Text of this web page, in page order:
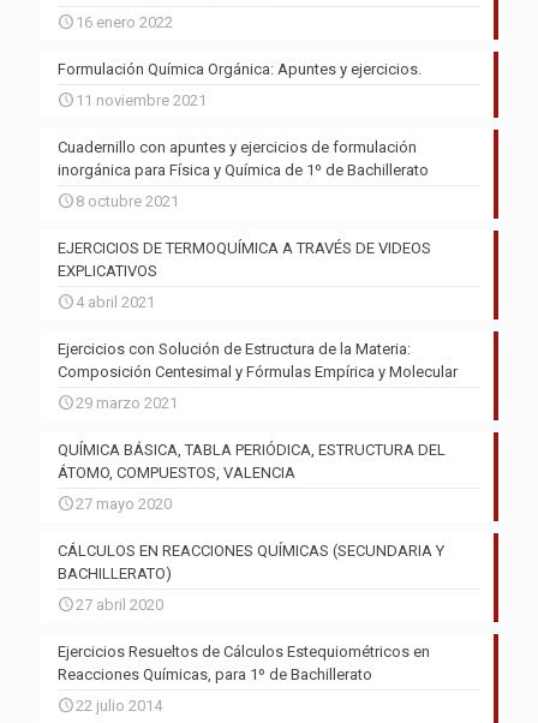
16 enero 2022
Formulación Química Orgánica: Apuntes y ejercicios.
11 noviembre 2021
Cuadernillo con apuntes y ejercicios de formulación
inorgánica para Física y Química de 1º de Bachillerato
8 octubre 2021
EJERCICIOS DE TERMOQUÍMICA A TRAVÉS DE VIDEOS
EXPLICATIVOS
4 abril 2021
Ejercicios con Solución de Estructura de la Materia:
Composición Centesimal y Fórmulas Empírica y Molecular
29 marzo 2021
QUÍMICA BÁSICA, TABLA PERIÓDICA, ESTRUCTURA DEL
ÁTOMO, COMPUESTOS, VALENCIA
27 mayo 2020
CÁLCULOS EN REACCIONES QUÍMICAS (SECUNDARIA Y
BACHILLERATO)
27 abril 2020
Ejercicios Resueltos de Cálculos Estequiométricos en
Reacciones Químicas, para 1º de Bachillerato
22 julio 2014